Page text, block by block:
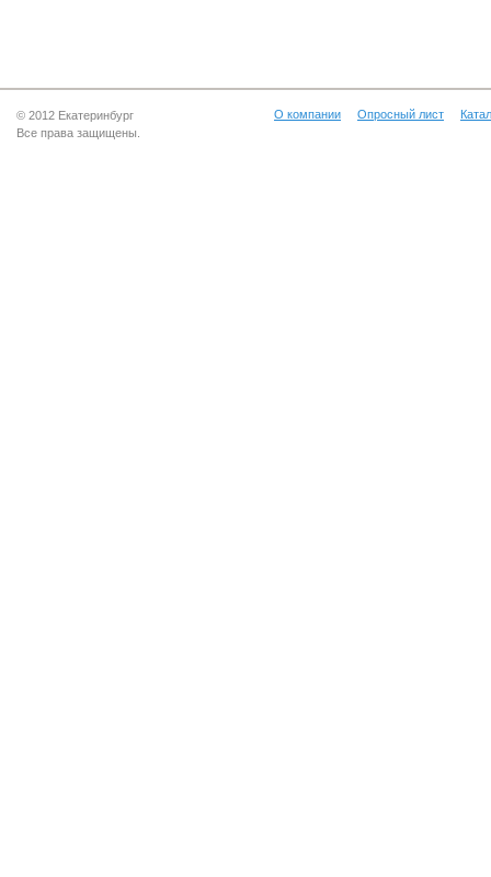
© 2012 Екатеринбург
Все права защищены.
О компании Опросный лист